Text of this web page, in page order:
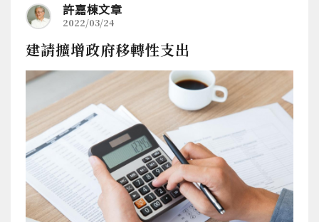
許嘉棟文章
2022/03/24
建請擴增政府移轉性支出